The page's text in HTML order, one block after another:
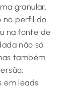
granular.
no perfil do
na fonte de
não só
também
em leads